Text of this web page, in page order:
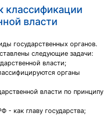
классификации
власти
государственных органов.
следующие задачи:
власти;
органы
власти по принципу
- как главу государства;